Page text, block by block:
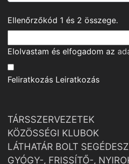
Ellenőrzőkód 1 és 2 összege.
Elolvastam és elfogadom az
Feliratkozás Leiratkozás
TÁRSSZERVEZETEK
KÖZÖSSÉGI KLUBOK
LÁTHATÁR BOLT
GYÓGY-, FRISSÍTŐ-,